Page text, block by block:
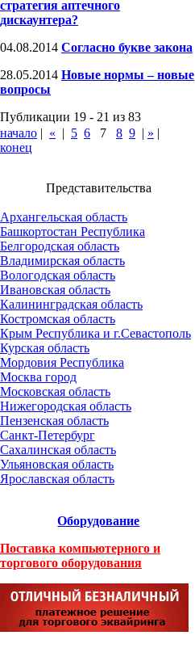
стратегия аптечного
дискаунтера?
04.08.2014 Согласно букве закона
28.05.2014 Новые нормы – новые
вопросы
Публикации 19 - 21 из 83
начало | « | 5 6 7 8 9 | » |
конец
Представительства
Архангельская область
Башкортостан Республика
Белгородская область
Владимирская область
Вологодская область
Ивановская область
Калининградская область
Костромская область
Крым Республика и г.Севастополь
Курская область
Мордовия Республика
Москва город
Московская область
Нижегородская область
Пензенская область
Санкт-Петербург
Сахалинская область
Ульяновская область
Ярославская область
Оборудование
Поставка компьютерного и
торгового оборудования